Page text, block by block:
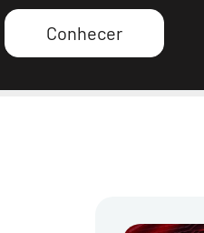
Conhecer